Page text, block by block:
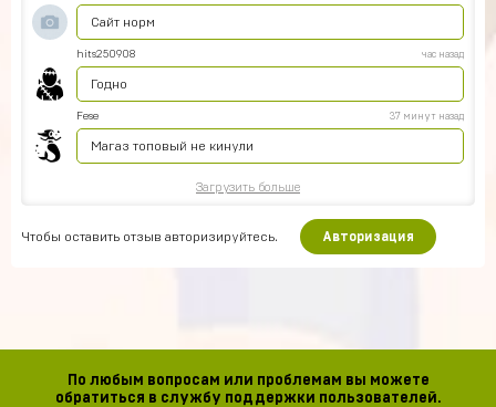
Сайт норм
hits250908 час назад
Годно
Fese 37 минут назад
Магаз топовый не кинули
Загрузить больше
Чтобы оставить отзыв авторизируйтесь. Авторизация
По любым вопросам или проблемам вы можете
обратиться в службу поддержки пользователей.